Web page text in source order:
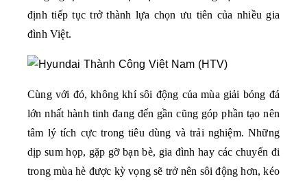
định tiếp tục trở thành lựa chọn ưu tiên của nhiều gia
đình Việt.
Cùng với đó, không khí sôi động của mùa giải bóng đá
lớn nhất hành tinh đang đến gần cũng góp phần tạo nên
tâm lý tích cực trong tiêu dùng và trải nghiệm. Những
dịp sum họp, gặp gỡ bạn bè, gia đình hay các chuyến đi
trong mùa hè được kỳ vọng sẽ trở nên sôi động hơn, kéo